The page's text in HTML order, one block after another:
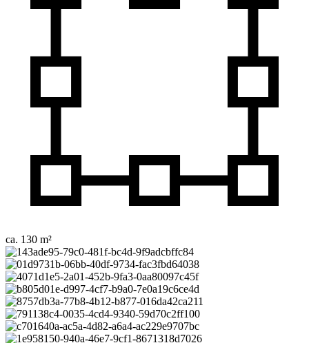
ca. 130 m²